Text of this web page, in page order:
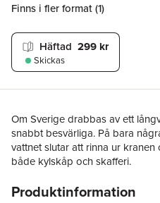
Finns i fler format (1)
Häftad 299 kr
Skickas
Om Sverige drabbas av ett
snabbt besvärliga. På bara
vattnet slutar att rinna ur
både kylskåp och skafferi.
Det finns ett växande intresse
Produktinformation